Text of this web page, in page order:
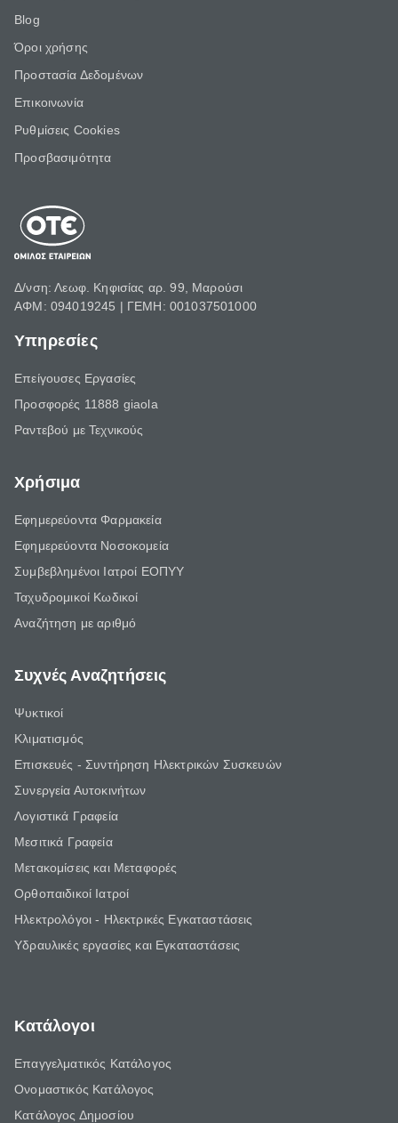
Blog
Όροι χρήσης
Προστασία Δεδομένων
Επικοινωνία
Ρυθμίσεις Cookies
Προσβασιμότητα
Δ/νση: Λεωφ. Κηφισίας αρ. 99, Μαρούσι
ΑΦΜ: 094019245 | ΓΕΜΗ: 001037501000
Υπηρεσίες
Επείγουσες Εργασίες
Προσφορές 11888 giaola
Ραντεβού με Τεχνικούς
Χρήσιμα
Εφημερεύοντα Φαρμακεία
Εφημερεύοντα Νοσοκομεία
Συμβεβλημένοι Ιατροί ΕΟΠΥΥ
Ταχυδρομικοί Κωδικοί
Αναζήτηση με αριθμό
Συχνές Αναζητήσεις
Ψυκτικοί
Κλιματισμός
Επισκευές - Συντήρηση Ηλεκτρικών Συσκευών
Συνεργεία Αυτοκινήτων
Λογιστικά Γραφεία
Μεσιτικά Γραφεία
Μετακομίσεις και Μεταφορές
Ορθοπαιδικοί Ιατροί
Ηλεκτρολόγοι - Ηλεκτρικές Εγκαταστάσεις
Υδραυλικές εργασίες και Εγκαταστάσεις
Κατάλογοι
Επαγγελματικός Κατάλογος
Ονομαστικός Κατάλογος
Κατάλογος Δημοσίου